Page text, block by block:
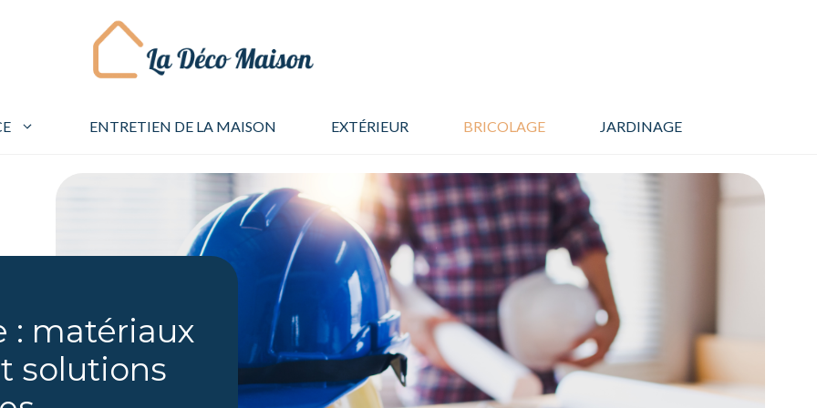
ENTRETIEN DE LA MAISON EXTÉRIEUR BRICOLAGE JARDINAGE
: matériaux
solutions